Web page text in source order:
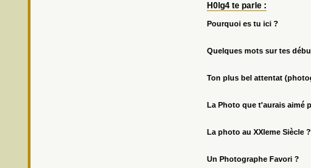
H0lg4 te parle :
Pourquoi es tu ici ?
Quelques mots sur tes
Ton plus bel attentat
La Photo que t'aurais aimé
La photo au XXIeme Siècle ?
Un Photographe Favori ?